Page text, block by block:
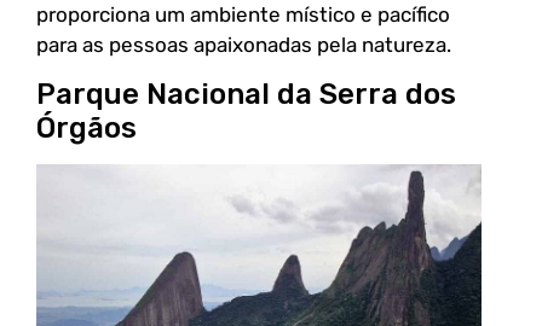
proporciona um ambiente místico e pacífico
para as pessoas apaixonadas pela natureza.
Parque Nacional da Serra dos
Órgãos